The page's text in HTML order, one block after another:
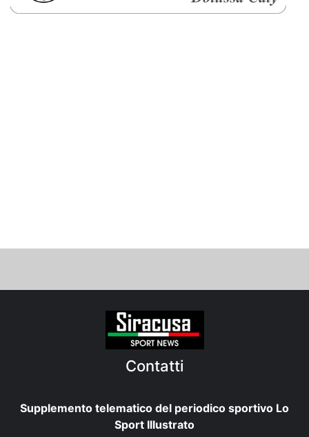
Contatti
Supplemento telematico del periodico sportivo Lo
Sport Illustrato